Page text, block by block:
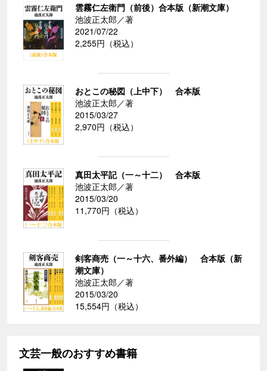
雲霧仁左衛門（前後）合本版（新潮文庫）
池波正太郎／著
2021/07/22
2,255円（税込）
おとこの秘図（上中下） 合本版
池波正太郎／著
2015/03/27
2,970円（税込）
真田太平記（一～十二） 合本版
池波正太郎／著
2015/03/20
11,770円（税込）
剣客商売（一～十六、番外編） 合本版（新
潮文庫）
池波正太郎／著
2015/03/20
15,554円（税込）
文芸一般のおすすめ書籍